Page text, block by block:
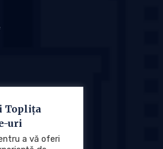
Toplița
uri
a vă oferi